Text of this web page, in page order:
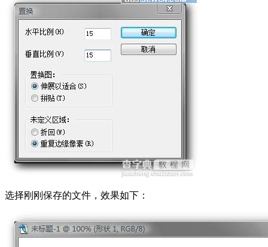
选择刚刚保存的文件，效果如下：